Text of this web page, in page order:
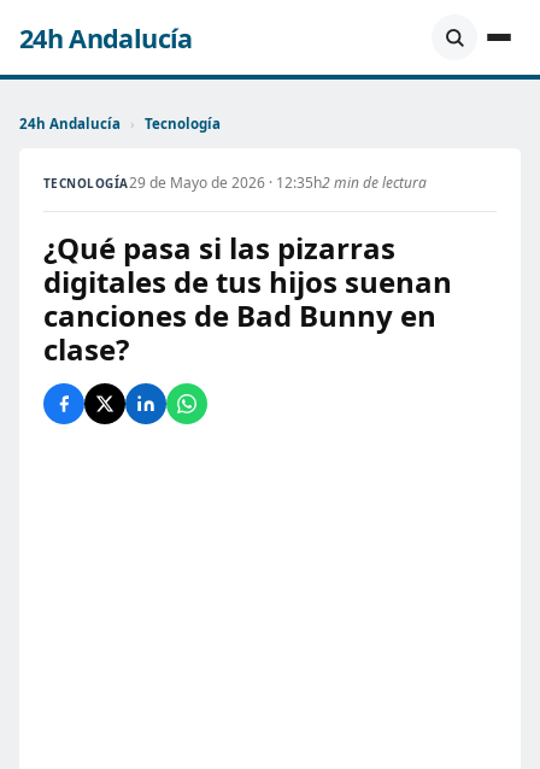
24h Andalucía
24h Andalucía › Tecnología
TECNOLOGÍA29 de Mayo de 2026 · 12:35h2 min de lectura
¿Qué pasa si las pizarras
digitales de tus hijos suenan
canciones de Bad Bunny en
clase?